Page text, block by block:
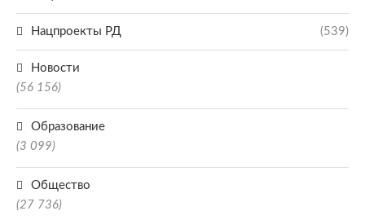
Нацпроекты РД (539)
Новости
(56 156)
Образование
(3 099)
Общество
(27 736)